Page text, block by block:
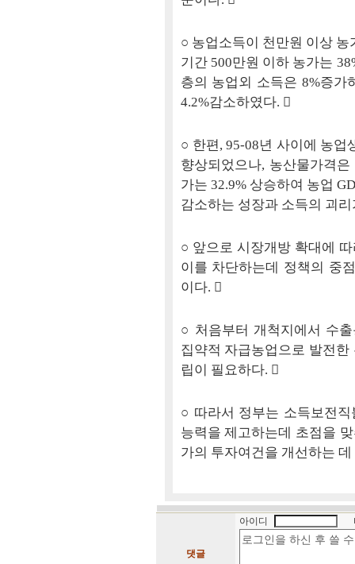
○ 농업소득이 천만원 이상 농
기간 500만원 이하 농가는
층의 농업외 소득은 8%증가
4.2%감소하였다. 
○ 한편, 95-08년 사이에 농업
향상되었으나, 농산물가격
가는 32.9% 상승하여 농업
감소하는 성장과 소득의 괴
○ 앞으로 시장개방 확대에
이를 차단하는데 정책의 중
이다. 
○ 처음부터 개척지에서 수
집약적 자급농업으로 발전
립이 필요하다. 
○ 따라서 정부는 소득보전
능력을 제고하는데 초점을
가의 투자여건을 개선하는
댓글
아이디